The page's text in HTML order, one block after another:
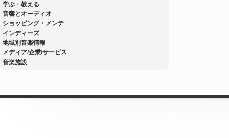
学ぶ・教える
音響とオーディオ
ショッピング・メンテ
インディーズ
地域別音楽情報
メディア/企業/サービス
音楽施設